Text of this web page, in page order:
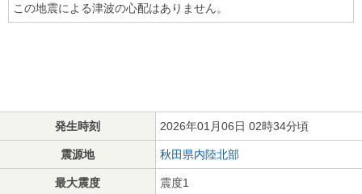
この地震による津波の心配はありません。
発生時刻 2026年01月06日 02時34分頃
震源地 秋田県内陸北部
最大震度 震度1